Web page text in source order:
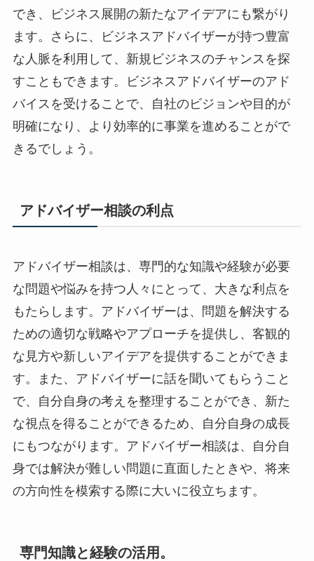
でき、ビジネス展開の新たなアイデアにも繋がり
ます。さらに、ビジネスアドバイザーが持つ豊富
な人脈を利用して、新規ビジネスのチャンスを探
すこともできます。ビジネスアドバイザーのアド
バイスを受けることで、自社のビジョンや目的が
明確になり、より効率的に事業を進めることがで
きるでしょう。
アドバイザー相談の利点
アドバイザー相談は、専門的な知識や経験が必要
な問題や悩みを持つ人々にとって、大きな利点を
もたらします。アドバイザーは、問題を解決する
ための適切な戦略やアプローチを提供し、客観的
な見方や新しいアイデアを提供することができま
す。また、アドバイザーに話を聞いてもらうこと
で、自分自身の考えを整理することができ、新た
な視点を得ることができるため、自分自身の成長
にもつながります。アドバイザー相談は、自分自
身では解決が難しい問題に直面したときや、将来
の方向性を模索する際に大いに役立ちます。
専門知識と経験の活用。